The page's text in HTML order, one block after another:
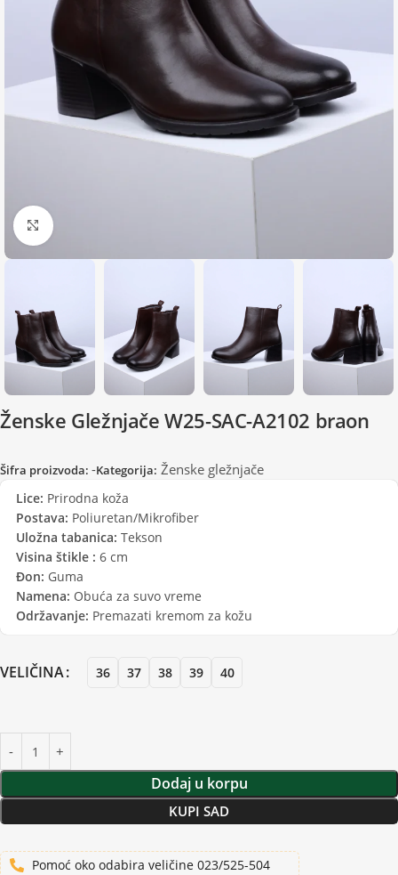
Zumiraj sliku
Ženske Gležnjače W25-SAC-A2102 braon
Šifra proizvoda: -Kategorija: Ženske gležnjače
Lice: Prirodna koža
Postava: Poliuretan/Mikrofiber
Uložna tabanica: Tekson
Visina štikle : 6 cm
Đon: Guma
Namena: Obuća za suvo vreme
Održavanje: Premazati kremom za kožu
VELIČINA 36 37 38 39 40
Dodaj u korpu
KUPI SAD
Pomoć oko odabira veličine 023/525-504